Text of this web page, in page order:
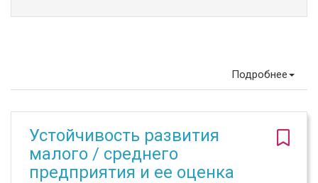
Подробнее
Устойчивость развития
малого / среднего
предприятия и ее оценка